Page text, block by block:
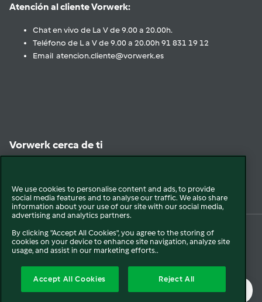
Atención al cliente Vorwerk:
Chat en vivo de La V de 9.00 a 20.00h.
Teléfono de L a V de 9.00 a 20.00h 91 831 19 12
Email atencion.cliente@vorwerk.es
Vorwerk cerca de ti
© 2026 VorwerkLegal y SostenibilidadPolítica de privacidad
We use cookies to personalise content and ads, to provide
social media features and to analyse our traffic. We also share
information about your use of our site with our social media,
advertising and analytics partners.
By clicking "Accept All Cookies", you agree to the storing of
cookies on your device to enhance site navigation, analyze site
usage, and assist in our marketing efforts..
Accept All Cookies Reject All